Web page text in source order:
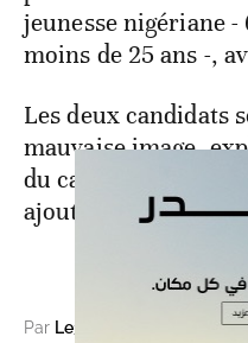
jeunesse nigériane -
moins de 25 ans -,
Les deux candidats
mauvaise image,
du cabinet SBM
ajoute: «L'électorat
Par Le360 Afrique (avec